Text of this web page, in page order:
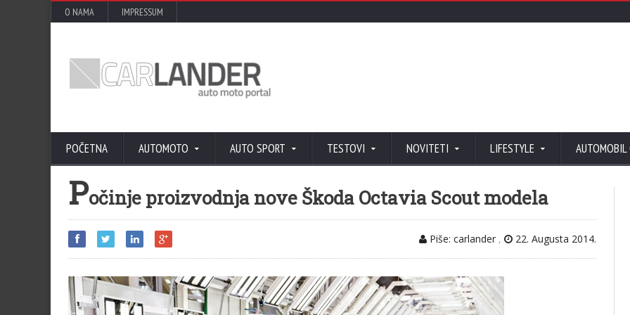
O NAMA IMPRESSUM
POČETNA AUTOMOTO AUTO SPORT TESTOVI NOVITETI LIFESTYLE AUTOMOBIL
Počinje proizvodnja nove Škoda Octavia Scout modela
Piše: carlander , 22. Augusta 2014.